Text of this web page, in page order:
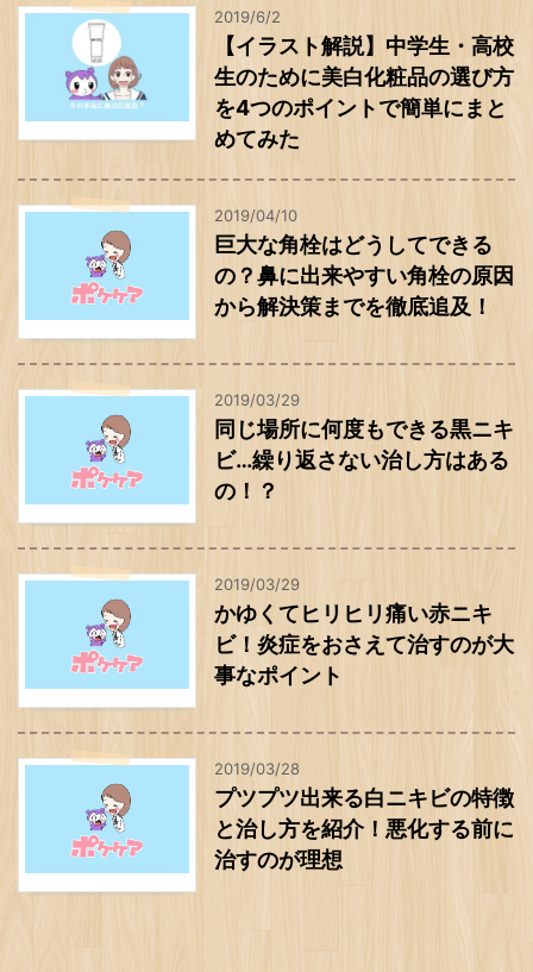
2019/6/2
【イラスト解説】中学生・高校
生のために美白化粧品の選び方
を4つのポイントで簡単にまと
めてみた
2019/04/10
巨大な角栓はどうしてできる
の？鼻に出来やすい角栓の原因
から解決策までを徹底追及！
2019/03/29
同じ場所に何度もできる黒ニキ
ビ…繰り返さない治し方はある
の！？
2019/03/29
かゆくてヒリヒリ痛い赤ニキ
ビ！炎症をおさえて治すのが大
事なポイント
2019/03/28
プツプツ出来る白ニキビの特徴
と治し方を紹介！悪化する前に
治すのが理想